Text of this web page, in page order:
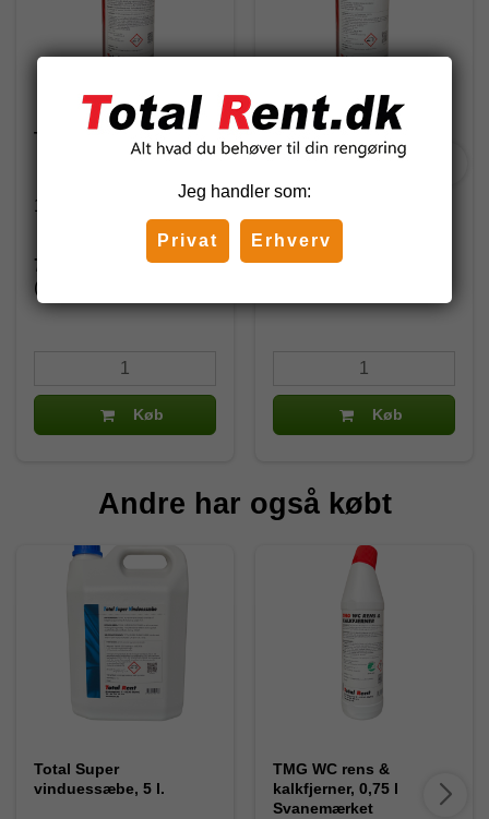
Total Kalkfjerner, 1 l.
1111125
75,75 DKK
(inkl. moms)
Køb
Total Afkalker HD, 1 l.
84,00 DKK
Køb
Andre har også købt
Total Super
vinduessæbe, 5 l.
TMG WC rens &
kalkfjerner, 0,75 l
Svanemærket
Jeg handler som:
Privat Erhverv